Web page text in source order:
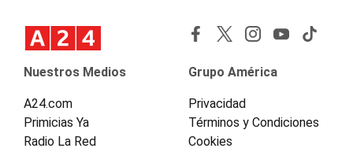
Nuestros Medios
A24.com
Primicias Ya
Radio La Red
Grupo América
Privacidad
Términos y Condiciones
Cookies